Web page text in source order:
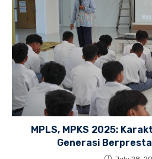
MPLS, MPKS 2025:
Generasi